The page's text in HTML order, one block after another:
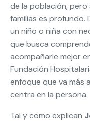
de la población, pero
familias es
un niño o niña con
que busca
acompañarle mejor
Fundación
enfoque que va más
centra en la persona.
Tal y como explican